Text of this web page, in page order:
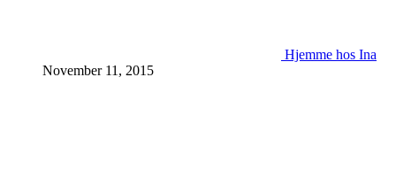
Hjemme hos Ina
November 11, 2015